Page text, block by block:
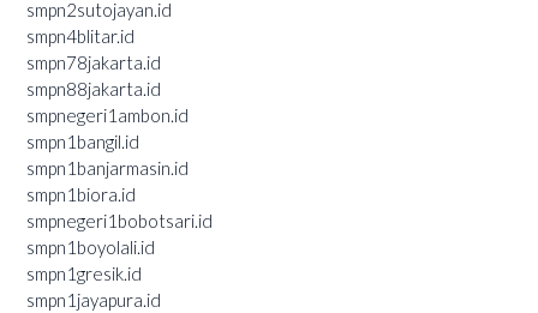
smpn2sutojayan.id
smpn4blitar.id
smpn78jakarta.id
smpn88jakarta.id
smpnegeri1ambon.id
smpn1bangil.id
smpn1banjarmasin.id
smpn1biora.id
smpnegeri1bobotsari.id
smpn1boyolali.id
smpn1gresik.id
smpn1jayapura.id